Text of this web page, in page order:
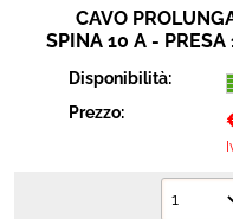
CAVO
SPINA 10 A -
Disponibilità:
Prezzo: